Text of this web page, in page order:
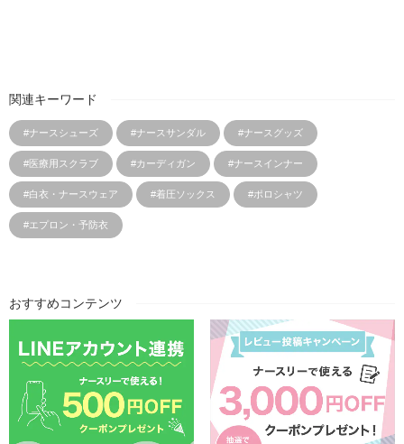
関連キーワード
#ナースシューズ #ナースサンダル #ナースグッズ
#医療用スクラブ #カーディガン #ナースインナー
#白衣・ナースウェア #着圧ソックス #ポロシャツ
#エプロン・予防衣
おすすめコンテンツ